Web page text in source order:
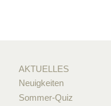
AKTUELLES
Neuigkeiten
Sommer-Quiz